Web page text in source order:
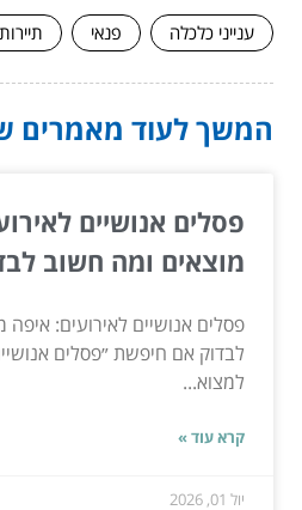
ענייני כלכלה פנאי תיירות
המשך לעוד מאמרים
פסלים אנושיים
מוצאים ומה חשוב
פסלים אנושיים לאירועים:
לבדוק אם חיפשת ״פסלים
למצוא...
קרא עוד »
יול 01, 2026